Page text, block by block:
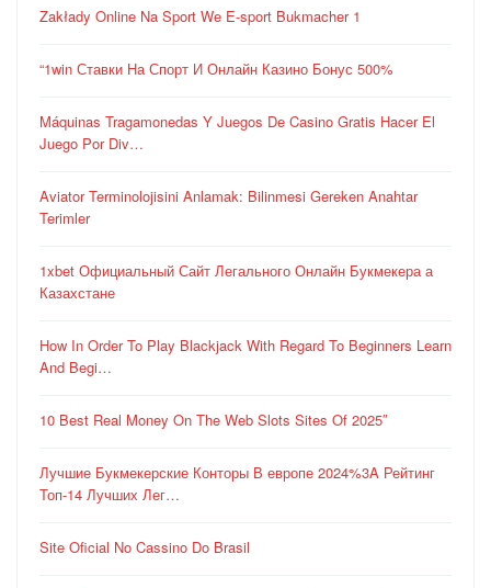
Zakłady Online Na Sport We E-sport Bukmacher 1
“1win Ставки На Спорт И Онлайн Казино Бонус 500%
Máquinas Tragamonedas Y Juegos De Casino Gratis Hacer El
Juego Por Div…
Aviator Terminolojisini Anlamak: Bilinmesi Gereken Anahtar
Terimler
1xbet Официальный Сайт Легального Онлайн Букмекера а
Казахстане
How In Order To Play Blackjack With Regard To Beginners Learn
And Begi…
10 Best Real Money On The Web Slots Sites Of 2025″
Лучшие Букмекерские Конторы В европе 2024%3A Рейтинг
Топ-14 Лучших Лег…
Site Oficial No Cassino Do Brasil